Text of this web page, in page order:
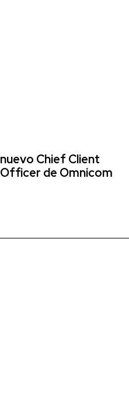
Chief Client
de Omnicom